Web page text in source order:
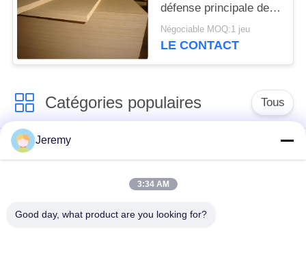
défense principale de
presse des pieds 4x16
(panneau de fibres
Négociable MOQ:1 jeu
LE CONTACT
Catégories populaires Tous
Chaîne de production
de panneau de
particules
chaîne de production
Jeremy
3:34 AM
Good day, what product are you looking for?